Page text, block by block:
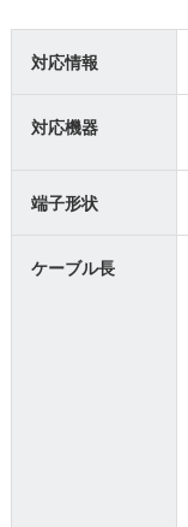
対応情報
対応機器
端子形状
ケーブル長